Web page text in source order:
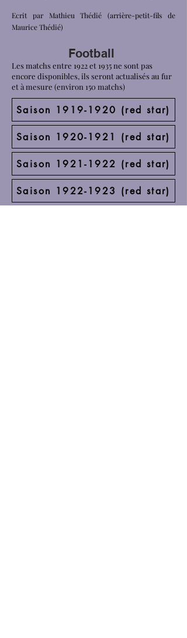
Ecrit par Mathieu Thédié (arrière-petit-fils de
Maurice Thédié)
Football
Les matchs entre 1922 et 1935 ne sont pas
encore disponibles, ils seront actualisés au fur
et à mesure (environ 150 matchs)
Saison 1919-1920 (red star)
Saison 1920-1921 (red star)
Saison 1921-1922 (red star)
Saison 1922-1923 (red star)